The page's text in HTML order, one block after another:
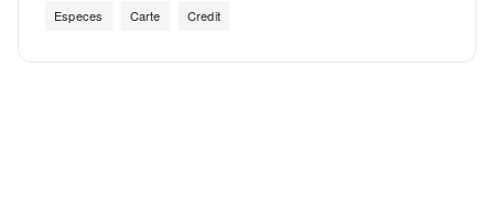
Especes Carte Credit